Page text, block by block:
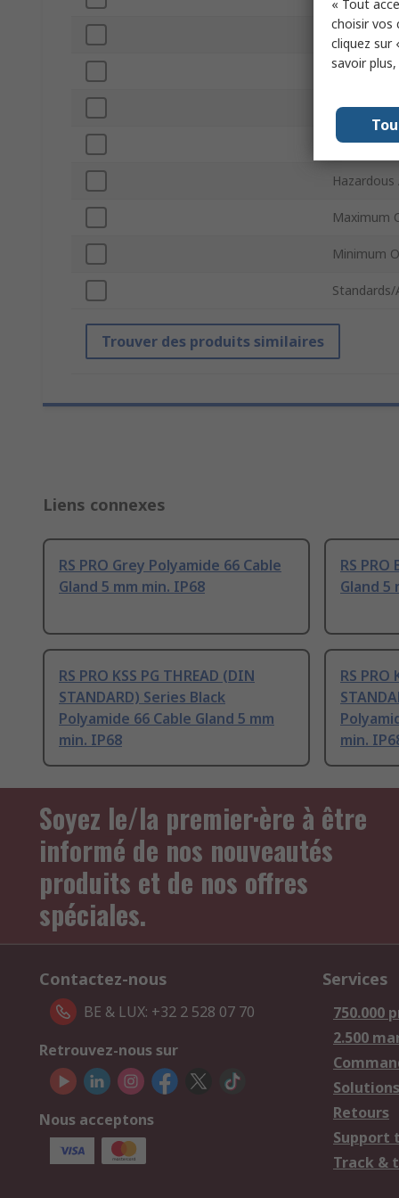
Material
Colour
IP Rating
Locknut
Maximum
Minimum
Standards/
Trouver des produits similaires
Liens connexes
RS PRO Grey Polyamide 66 Cable
Gland 5 mm min. IP68
RS
Gland 5
RS PRO KSS PG THREAD (DIN
STANDARD) Series Black
Polyamide 66 Cable Gland 5 mm
min. IP68
RS PRO
min.
Soyez le/la premier·ère à être
informé de nos nouveautés
produits et de nos offres
spéciales.
Contactez-nous
BE & LUX: +32 2 528 07 70
Retrouvez-nous sur
Nous acceptons
Services
750.000
2.500
Retours
Support
Track &
« Tout
choisir vos
cliquez sur
savoir